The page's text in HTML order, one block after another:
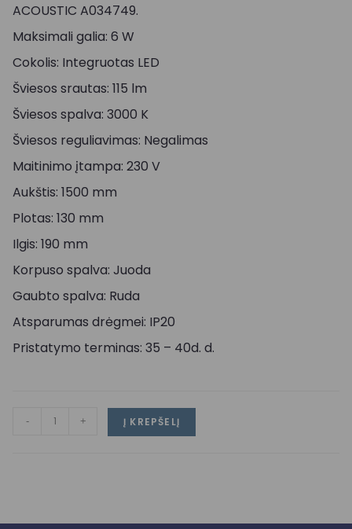
ACOUSTIC A034749.
Maksimali galia: 6 W
Cokolis: Integruotas LED
Šviesos srautas: 115 lm
Šviesos spalva: 3000 K
Šviesos reguliavimas: Negalimas
Maitinimo įtampa: 230 V
Aukštis: 1500 mm
Plotas: 130 mm
Ilgis: 190 mm
Korpuso spalva: Juoda
Gaubto spalva: Ruda
Atsparumas drėgmei: IP20
Pristatymo terminas: 35 – 40d. d.
- + Į KREPŠELĮ